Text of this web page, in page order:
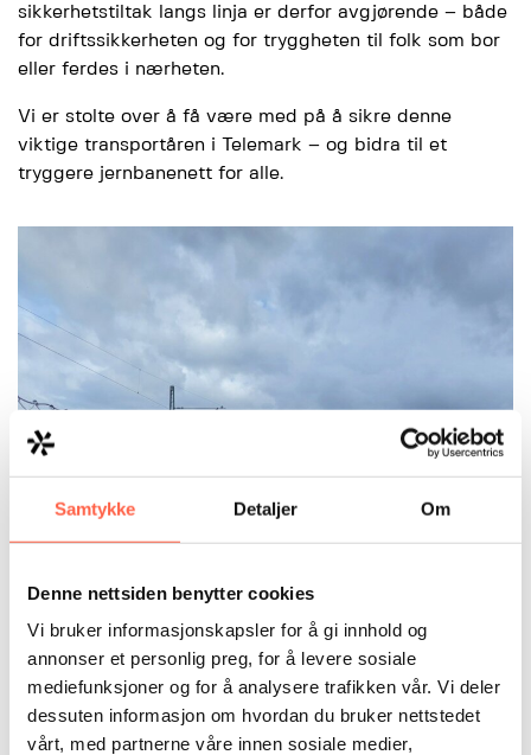
Samtykke Detaljer Om
Denne nettsiden benytter cookies
Vi bruker informasjonskapsler for å gi innhold og
annonser et personlig preg, for å levere sosiale
mediefunksjoner og for å analysere trafikken vår. Vi deler
dessuten informasjon om hvordan du bruker nettstedet
vårt, med partnerne våre innen sosiale medier,
sikkerhetstiltak langs linja er derfor avgjørende – både
for driftssikkerheten og for tryggheten til folk som bor
eller ferdes i nærheten.
Vi er stolte over å få være med på å sikre denne
viktige transportåren i Telemark – og bidra til et
tryggere jernbanenett for alle.